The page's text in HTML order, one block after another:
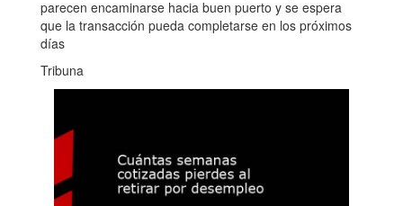
parecen encaminarse hacia buen puerto y se espera
que la transacción pueda completarse en los próximos
días
Tribuna